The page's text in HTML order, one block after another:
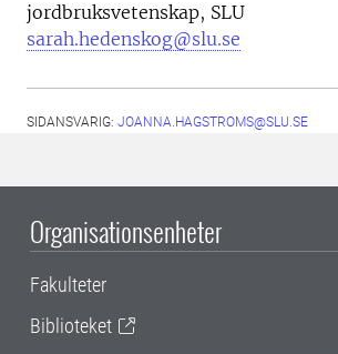
jordbruksvetenskap, SLU
sarah.hedenskog@slu.se
SIDANSVARIG: JOANNA.HAGSTROMS@SLU.SE
Organisationsenheter
Fakulteter
Biblioteket